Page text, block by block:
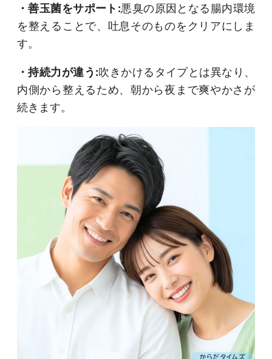
・善玉菌をサポート:悪臭の原因となる腸内環境
を整えることで、吐息そのものをクリアにしま
す。
・持続力が違う:吹きかけるタイプとは異なり、
内側から整えるため、朝から夜まで爽やかさが
続きます。